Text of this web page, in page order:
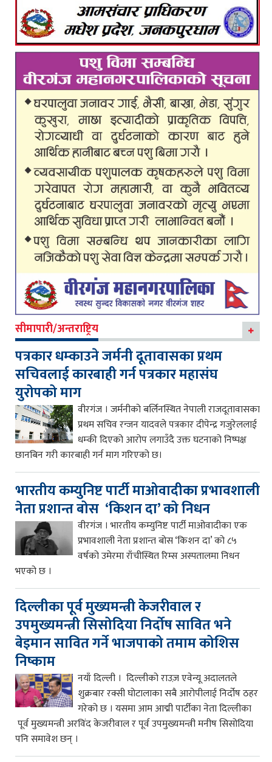
सीमापारी/अन्तराष्ट्रिय
पत्रकार धम्काउने जर्मनी दूतावासका प्रथम
सचिवलाई कारबाही गर्न पत्रकार महासंघ
युरोपको माग
वीरगंज । जर्मनीको बर्लिनस्थित नेपाली राजदूतावासका
प्रथम सचिव रन्जन यादवले पत्रकार दीपेन्द्र गजुरेललाई
धम्की दिएको आरोप लगाउँदै उक्त घटनाको निष्पक्ष
छानबिन गरी कारबाही गर्न माग गरिएको छ।
भारतीय कम्युनिष्ट पार्टी माओवादीका प्रभावशाली
नेता प्रशान्त बोस ‘किशन दा’ को निधन
वीरगंज । भारतीय कम्युनिष्ट पार्टी माओवादीका एक
प्रभावशाली नेता प्रशान्त बोस ‘किशन दा’ को ८५
वर्षको उमेरमा राँचीस्थित रिम्स अस्पतालमा निधन
भएको छ ।
दिल्लीका पूर्व मुख्यमन्त्री केजरीवाल र
उपमुख्यमन्त्री सिसोदिया निर्दोष सावित भने
बेइमान सावित गर्ने भाजपाको तमाम कोशिस
निष्काम
नयाँ दिल्ली । दिल्लीको राउज़ एवेन्यू अदालतले
शुक्रबार रक्सी घोटालाका सबै आरोपीलाई निर्दोष ठहर
गरेको छ । यसमा आम आद्मी पार्टीका नेता दिल्लीका
पूर्व मुख्यमन्त्री अरविंद केजरीवाल र पूर्व उपमुख्यमन्त्री मनीष सिसोदिया
पनि समावेश छन् ।